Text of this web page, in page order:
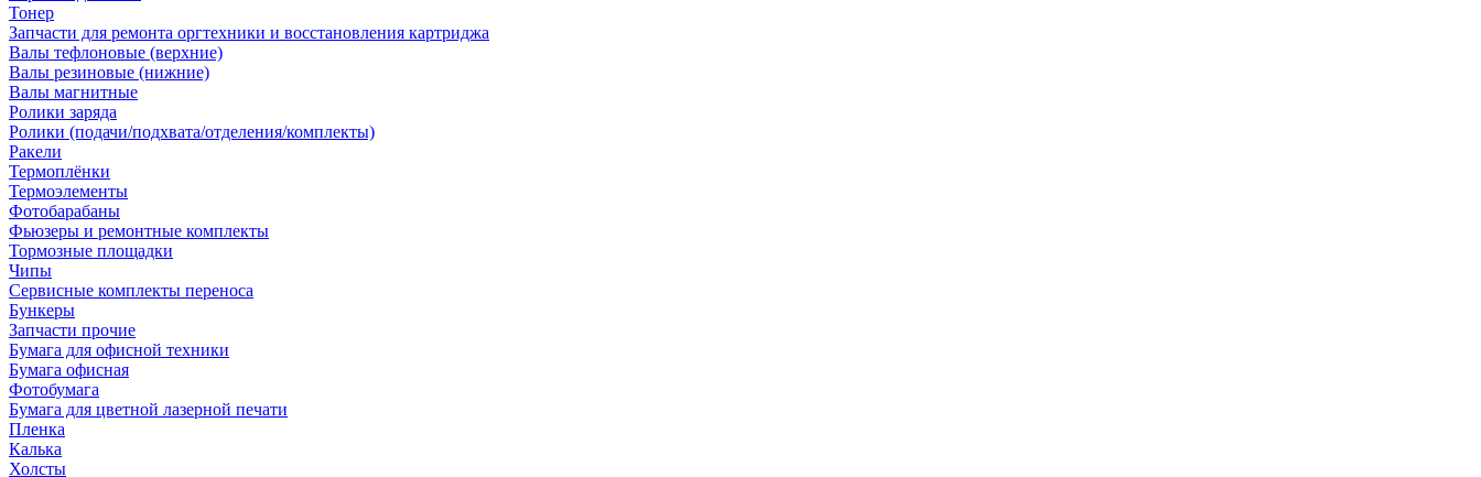
Тонер
Запчасти для ремонта оргтехники и восстановления картриджа
Валы тефлоновые (верхние)
Валы резиновые (нижние)
Валы магнитные
Ролики заряда
Ролики (подачи/подхвата/отделения/комплекты)
Ракели
Термоплёнки
Термоэлементы
Фотобарабаны
Фьюзеры и ремонтные комплекты
Тормозные площадки
Чипы
Сервисные комплекты переноса
Бункеры
Запчасти прочие
Бумага для офисной техники
Бумага офисная
Фотобумага
Бумага для цветной лазерной печати
Пленка
Калька
Холсты